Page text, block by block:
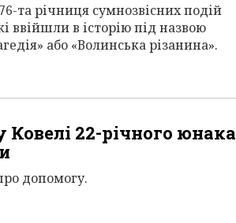
та річниця сумнозвісних подій
ввійшли в історію під назвою
або «Волинська різанина».
Ковелі 22-річного юнака
допомогу.